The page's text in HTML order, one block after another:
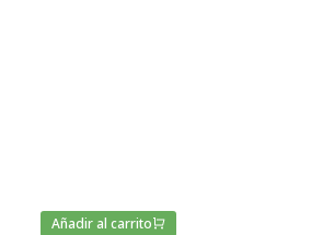
Añadir al carrito